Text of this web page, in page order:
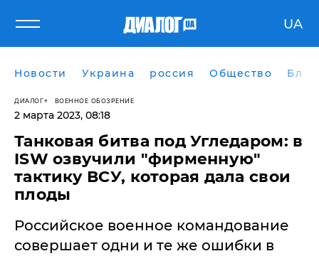
UA
Новости Украина россия Общество
ДИАЛОГ ВОЕННОЕ ОБОЗРЕНИЕ
2 марта 2023, 08:18
​Танковая битва под Угледаром: в
ISW озвучили "фирменную"
тактику ВСУ, которая дала свои
плоды
Российское военное командование
совершает одни и те же ошибки в